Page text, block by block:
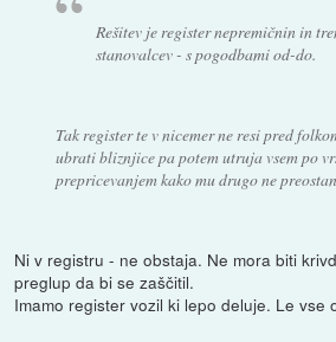
Rešitev je register nepremičnin in
stanovalcev - s pogodbami od-do.
Tak register te v nicemer ne resi pred
ubrati bliznjice pa potem utruja vsem po
prepricevanjem kako mu drugo ne
Ni v registru - ne obstaja. Ne mora biti
preglup da bi se zaščitil.
Imamo register vozil ki lepo deluje. Le vse